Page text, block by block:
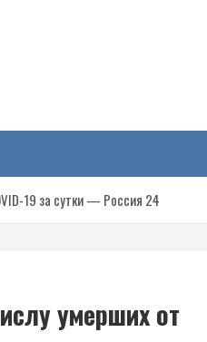
19 за сутки — Россия 24
умерших от